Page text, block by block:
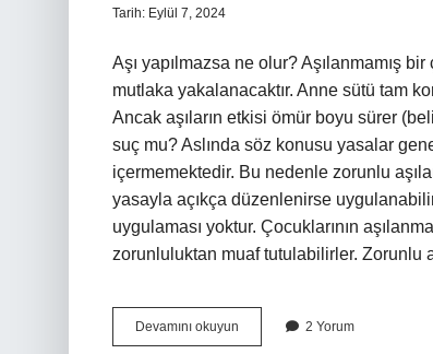
Tarih: Eylül 7, 2024
Aşı yapılmazsa ne olur? Aşılanmamış
mutlaka yakalanacaktır. Anne sütü tam
Ancak aşıların etkisi ömür boyu sürer
suç mu? Aslında söz konusu yasalar
içermemektedir. Bu nedenle zorunlu
yasayla açıkça düzenlenirse
uygulaması yoktur. Çocuklarının
zorunluluktan muaf tutulabilirler. Zorunlu
Devamını okuyun
Yaptırmamanın
2 Yorum